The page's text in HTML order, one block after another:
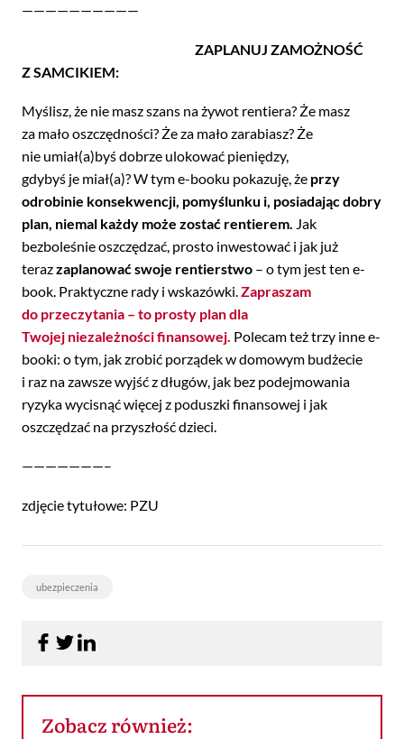
——————————
ZAPLANUJ ZAMOŻNOŚĆ
Z SAMCIKIEM:
Myślisz, że nie masz szans na żywot rentiera? Że masz
za mało oszczędności? Że za mało zarabiasz? Że
nie umiał(a)byś dobrze ulokować pieniędzy,
gdybyś je miał(a)? W tym e-booku pokazuję, że przy
odrobinie konsekwencji, pomyślunku i, posiadając dobry
plan, niemal każdy może zostać rentierem. Jak
bezboleśnie oszczędzać, prosto inwestować i jak już
terazzaplanować swoje rentierstwo – o tym jest ten e-
book. Praktyczne rady i wskazówki.Zapraszam
do przeczytania – to prosty plan dla
Twojej niezależności finansowej. Polecam też trzy inne e-
booki: o tym, jak zrobić porządek w domowym budżecie
i raz na zawsze wyjść z długów, jak bez podejmowania
ryzyka wycisnąć więcej z poduszki finansowej i jak
oszczędzać na przyszłość dzieci.
———————–
zdjęcie tytułowe: PZU
ubezpieczenia
Zobacz również: